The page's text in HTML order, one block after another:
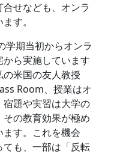
せなども、オンラ
す。
期当初からオンラ
ら実施しています
米国の友人教授
Room、授業はオ
題や実習は大学の
の教育効果が極め
す。これを機会
も、一部は「反転